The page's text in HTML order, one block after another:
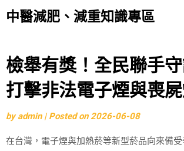
中醫減肥、減重知識專區
Skip
to
content
檢舉有獎！全民聯手守
打擊非法電子煙與喪
byadmin | Posted on2026-06-08
在台灣，電子煙與加熱菸等新型菸品向來備